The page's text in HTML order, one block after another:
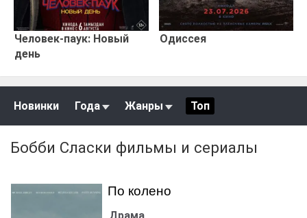
Человек-паук: Новый
день
Одиссея
Новинки Года Жанры Топ
Бобби Сласки фильмы и сериалы
По колено